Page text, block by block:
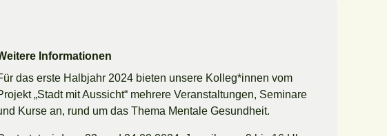
Informationen
das erste Halbjahr 2024 bieten unsere Kolleg*innen vom
„Stadt mit Aussicht“ mehrere Veranstaltungen, Seminare
Kurse an, rund um das Thema Mentale Gesundheit.